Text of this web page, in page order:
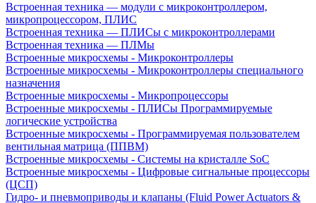
Встроенная техника — модули с микроконтроллером,
микропроцессором, ПЛИС
Встроенная техника — ПЛИСы с микроконтроллерами
Встроенная техника — ПЛМы
Встроенные микросхемы - Микроконтроллеры
Встроенные микросхемы - Микроконтроллеры специального
назначения
Встроенные микросхемы - Микропроцессоры
Встроенные микросхемы - ПЛИСы Программируемые
логические устройства
Встроенные микросхемы - Программируемая пользователем
вентильная матрица (ППВМ)
Встроенные микросхемы - Системы на кристалле SoC
Встроенные микросхемы - Цифровые сигнальные процессоры
(ЦСП)
Гидро- и пневмоприводы и клапаны (Fluid Power Actuators &